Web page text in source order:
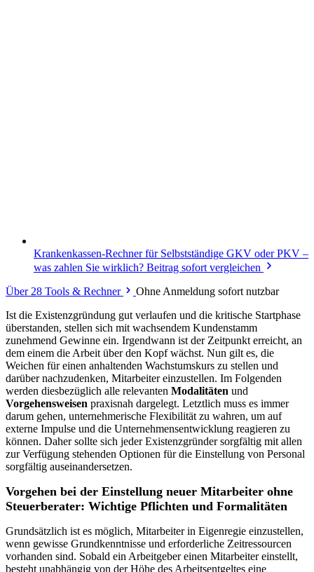
Krankenkassen-Rechner für Selbstständige GKV oder PKV –
was zahlen Sie wirklich? Beitrag sofort vergleichen
Über 28 Tools & Rechner
Ohne Anmeldung sofort nutzbar
Ist die Existenzgründung gut verlaufen und die kritische Startphase
überstanden, stellen sich mit wachsendem Kundenstamm
zunehmend Gewinne ein. Irgendwann ist der Zeitpunkt erreicht, an
dem einem die Arbeit über den Kopf wächst. Nun gilt es, die
Weichen für einen anhaltenden Wachstumskurs zu stellen und
darüber nachzudenken, Mitarbeiter einzustellen. Im Folgenden
werden diesbezüglich alle relevanten Modalitäten und
Vorgehensweisen praxisnah dargelegt. Letztlich muss es immer
darum gehen, unternehmerische Flexibilität zu wahren, um auf
externe Impulse und die Unternehmensentwicklung reagieren zu
können. Daher sollte sich jeder Existenzgründer sorgfältig mit allen
zur Verfügung stehenden Optionen für die Einstellung von Personal
sorgfältig auseinandersetzen.
Vorgehen bei der Einstellung neuer Mitarbeiter ohne
Steuerberater: Wichtige Pflichten und Formalitäten
Grundsätzlich ist es möglich, Mitarbeiter in Eigenregie einzustellen,
wenn gewisse Grundkenntnisse und erforderliche Zeitressourcen
vorhanden sind. Sobald ein Arbeitgeber einen Mitarbeiter einstellt,
besteht unabhängig von der Höhe des Arbeitsentgeltes eine